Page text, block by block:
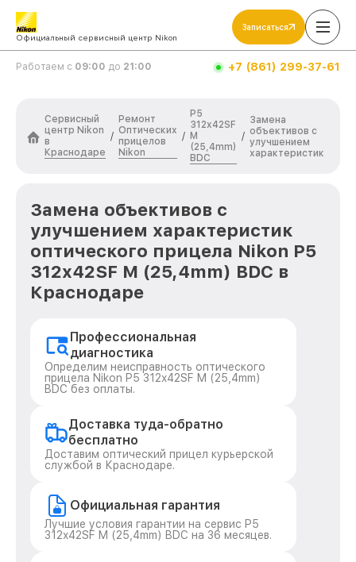
Официальный сервисный центр Nikon
Записаться
Работаем с 09:00 до 21:00 +7 (861) 299-37-61
Сервисный
центр Nikon
в
Краснодаре
/
Ремонт
Оптических
прицелов
Nikon
/
P5
312x42SF
M
(25,4mm)
BDC
/
Замена
объективов с
улучшением
характеристик
Замена объективов с
улучшением характеристик
оптического прицела Nikon P5
312x42SF M (25,4mm) BDC в
Краснодаре
Профессиональная
диагностика
Определим неисправность оптического
прицела Nikon P5 312x42SF M (25,4mm)
BDC без оплаты.
Доставка туда-обратно
бесплатно
Доставим оптический прицел курьерской
службой в Краснодаре.
Официальная гарантия
Лучшие условия гарантии на сервис P5
312x42SF M (25,4mm) BDC на 36 месяцев.